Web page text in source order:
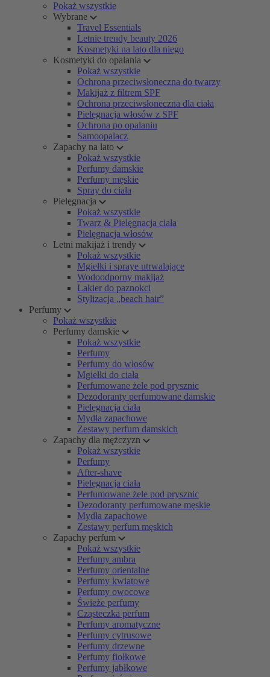
Pokaż wszystkie
Wybrane
Travel Essentials
Letnie trendy beauty 2026
Kosmetyki na lato dla niego
Kosmetyki do opalania
Pokaż wszystkie
Ochrona przeciwsłoneczna do twarzy
Makijaż z filtrem SPF
Ochrona przeciwsłoneczna dla ciała
Pielęgnacja włosów z SPF
Ochrona po opalaniu
Samoopalacz
Zapachy na lato
Pokaż wszystkie
Perfumy damskie
Perfumy męskie
Spray do ciała
Pielęgnacja
Pokaż wszystkie
Twarz & Pielęgnacja ciała
Pielęgnacja włosów
Letni makijaż i trendy
Pokaż wszystkie
Mgiełki i spraye utrwalające
Wodoodporny makijaż
Lakier do paznokci
Stylizacja „beach hair”
Perfumy
Pokaż wszystkie
Perfumy damskie
Pokaż wszystkie
Perfumy
Perfumy do włosów
Mgiełki do ciała
Perfumowane żele pod prysznic
Dezodoranty perfumowane damskie
Pielęgnacja ciała
Mydła zapachowe
Zestawy perfum damskich
Zapachy dla mężczyzn
Pokaż wszystkie
Perfumy
After-shave
Pielęgnacja ciała
Perfumowane żele pod prysznic
Dezodoranty perfumowane męskie
Mydła zapachowe
Zestawy perfum męskich
Zapachy perfum
Pokaż wszystkie
Perfumy ambra
Perfumy orientalne
Perfumy kwiatowe
Perfumy owocowe
Świeże perfumy
Cząsteczka perfum
Perfumy aromatyczne
Perfumy cytrusowe
Perfumy drzewne
Perfumy fiołkowe
Perfumy jabłkowe